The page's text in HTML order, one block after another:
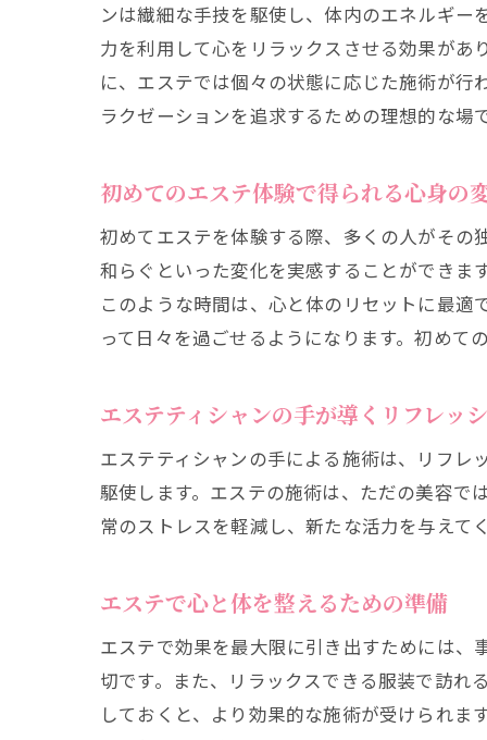
ンは繊細な手技を駆使し、体内のエネルギ
力を利用して心をリラックスさせる効果があ
に、エステでは個々の状態に応じた施術が
ラクゼーションを追求するための理想的な
初めてのエステ体験で得られる心身の
初めてエステを体験する際、多くの人がその
和らぐといった変化を実感することができま
このような時間は、心と体のリセットに最
って日々を過ごせるようになります。初め
エステティシャンの手が導くリフレッ
エステティシャンの手による施術は、リフ
駆使します。エステの施術は、ただの美容で
常のストレスを軽減し、新たな活力を与えて
エステで心と体を整えるための準備
エステで効果を最大限に引き出すためには
切です。また、リラックスできる服装で訪れ
しておくと、より効果的な施術が受けられ